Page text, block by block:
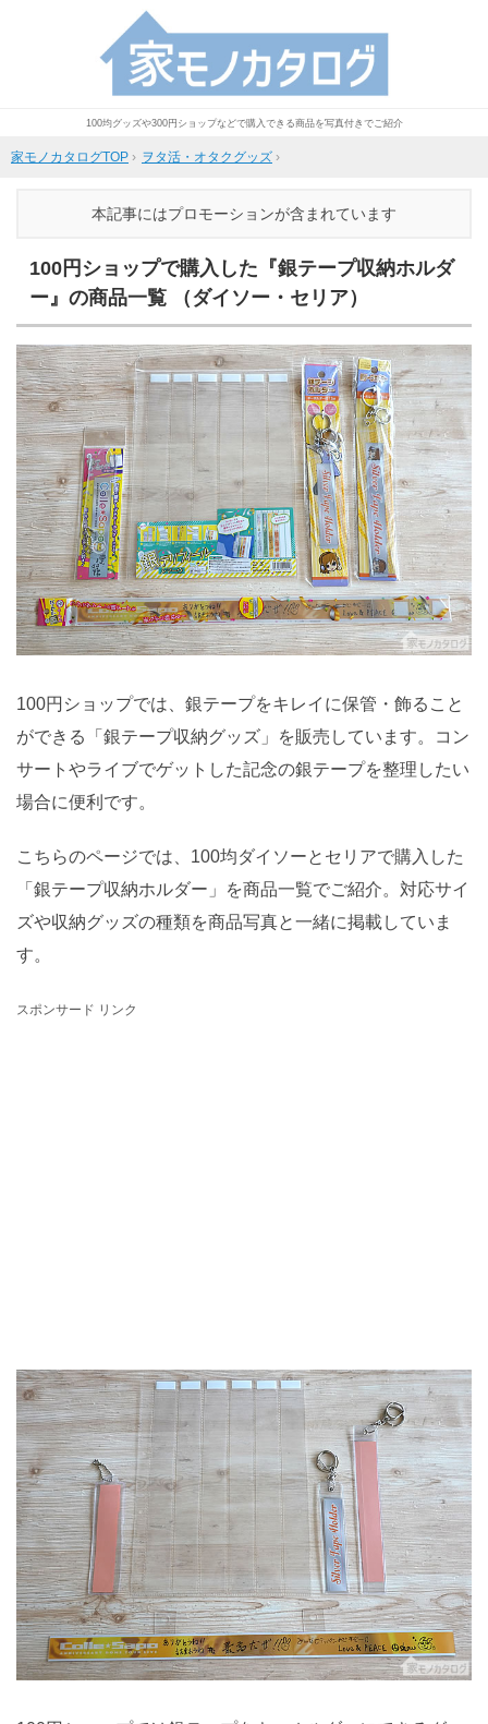
100均グッズや300円ショップなどで購入できる商品を写真付きでご紹介
家モノカタログTOP › ヲタ活・オタクグッズ ›
本記事にはプロモーションが含まれています
100円ショップで購入した『銀テープ収納ホルダ
ー』の商品一覧 （ダイソー・セリア）
100円ショップでは、銀テープをキレイに保管・飾ること
ができる「銀テープ収納グッズ」を販売しています。コン
サートやライブでゲットした記念の銀テープを整理したい
場合に便利です。
こちらのページでは、100均ダイソーとセリアで購入した
「銀テープ収納ホルダー」を商品一覧でご紹介。対応サイ
ズや収納グッズの種類を商品写真と一緒に掲載していま
す。
スポンサード リンク